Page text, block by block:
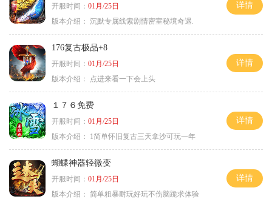
开服时间： 01月/25日
版本介绍： 沉默专属线索剧情密室秘境奇遇.
详情
176复古极品+8
开服时间： 01月/25日
版本介绍：
点进来看一下会上头
详情
１７６免费
开服时间： 01月/25日
版本介绍：
1简单怀旧复古三天拿沙可玩一年
详情
蝴蝶神器轻微变
开服时间： 01月/25日
版本介绍： 简单粗暴耐玩好玩不伤脑跪求体验
详情